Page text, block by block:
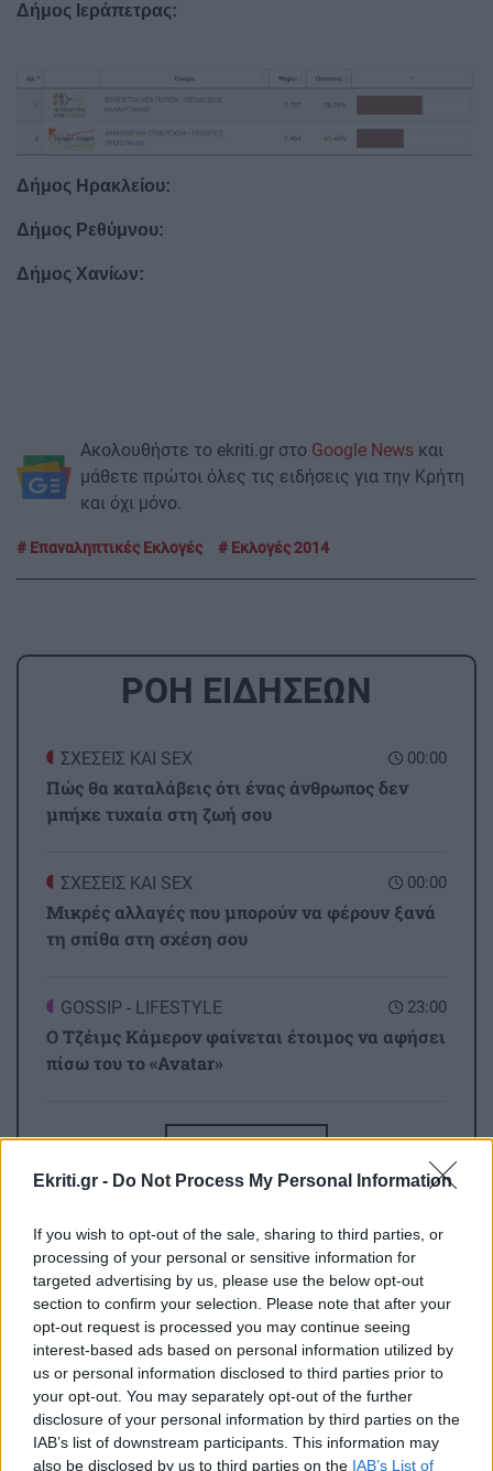
Ekriti.gr - Do Not Process My Personal Information
If you wish to opt-out of the sale, sharing to third parties, or
processing of your personal or sensitive information for
targeted advertising by us, please use the below opt-out
section to confirm your selection. Please note that after your
opt-out request is processed you may continue seeing
interest-based ads based on personal information utilized by
us or personal information disclosed to third parties prior to
your opt-out. You may separately opt-out of the further
disclosure of your personal information by third parties on the
IAB’s list of downstream participants. This information may
also be disclosed by us to third parties on the IAB’s List of
Δήμος Ιεράπετρας:
Δήμος Ηρακλείου:
Δήμος Ρεθύμνου:
Δήμος Χανίων:
Ακολουθήστε το ekriti.gr στο Google News και
μάθετε πρώτοι όλες τις ειδήσεις για την Κρήτη
και όχι μόνο.
Επαναληπτικές Εκλογές Εκλογές 2014
ΡΟΗ ΕΙΔΗΣΕΩΝ
00:00
ΣΧΕΣΕΙΣ ΚΑΙ SEX
Πώς θα καταλάβεις ότι ένας άνθρωπος δεν
μπήκε τυχαία στη ζωή σου
00:00
ΣΧΕΣΕΙΣ ΚΑΙ SEX
Μικρές αλλαγές που μπορούν να φέρουν ξανά
τη σπίθα στη σχέση σου
23:00
GOSSIP - LIFESTYLE
Ο Τζέιμς Κάμερον φαίνεται έτοιμος να αφήσει
πίσω του το «Avatar»
ΕΠΙΣΤΗΜΗ
3.000 ναυτικά μίλια χωρίς στάλα καυσίμου!
22:21
ΣΠΙΤΙ
Κατσαρίδα στο σπίτι - Πότε πρέπει να
ανησυχήσουμε
22:11
ΚΟΣΜΟΣ
Εξαρθρώθηκε τεράστιο δίκτυο διακίνησης
μεταναστών και ναρκωτικών στη Μεσόγειο –
Πάνω από 24 εκατ. ευρώ κέρδη
ΠΕΡΙΣΣΟΤΕΡΑ